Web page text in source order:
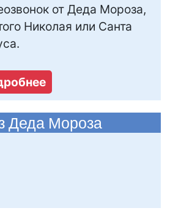
от Деда Мороза,
Николая или Санта
Деда Мороза